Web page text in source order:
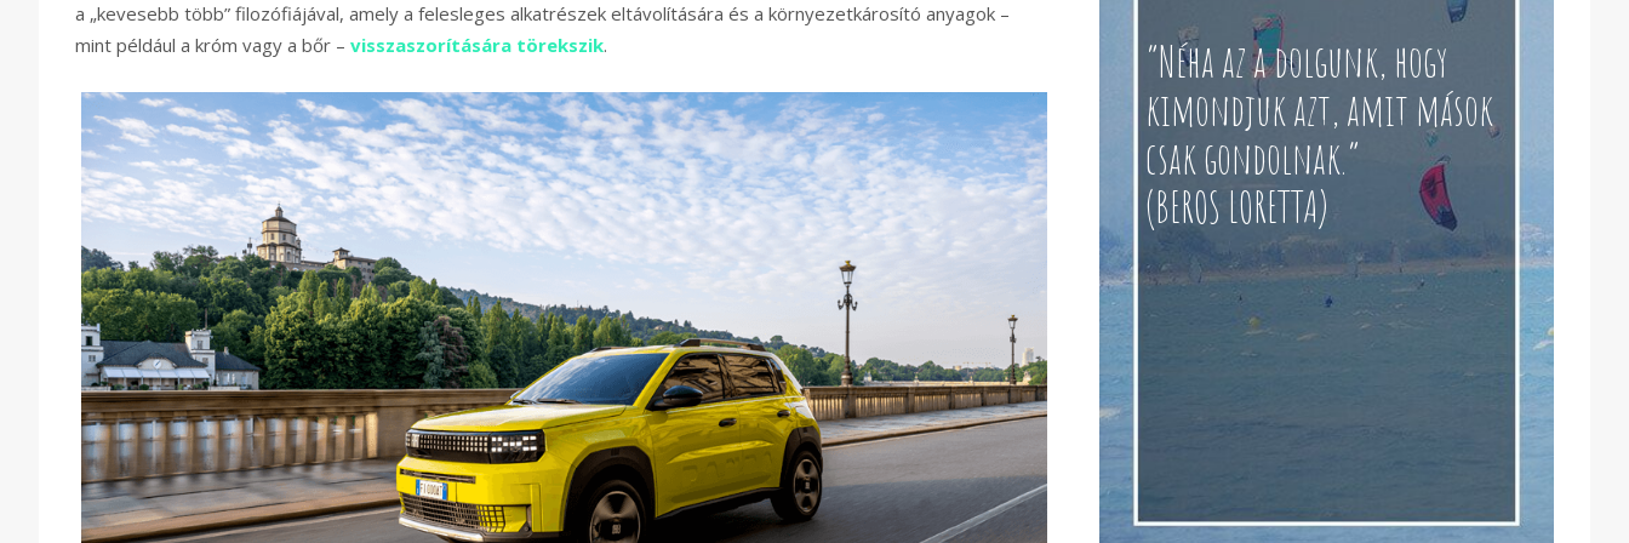
a „kevesebb több” filozófiájával, amely a felesleges alkatrészek eltávolítására és a környezetkárosító anyagok –
mint például a króm vagy a bőr – visszaszorítására törekszik.
“Néha az a dolgunk, hogy
kimondjuk azt, amit mások
csak gondolnak.”
(BEROS LORETTA)